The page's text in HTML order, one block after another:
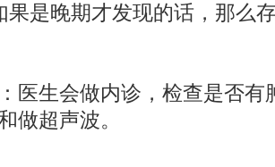
果是晚期才发现的话，那么
生会做内诊，检查是否有
做超声波。